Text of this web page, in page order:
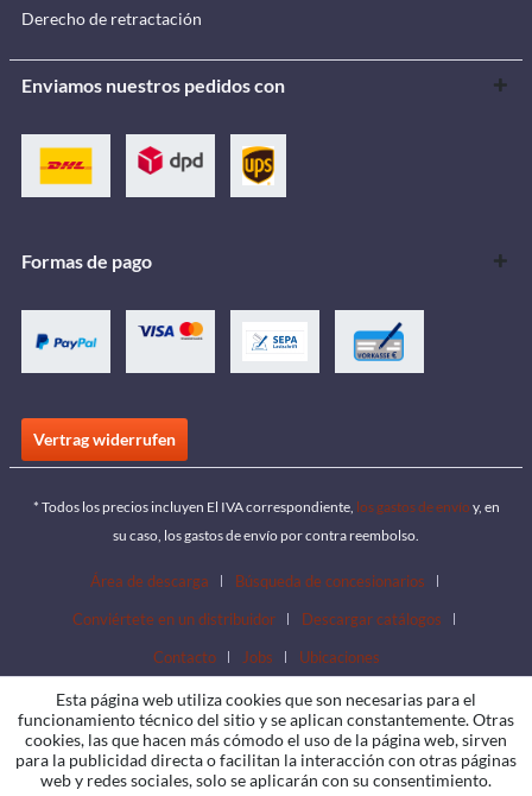
Derecho de retractación
Enviamos nuestros pedidos con
Formas de pago
Vertrag widerrufen
* Todos los precios incluyen El IVA correspondiente, los gastos de envío y, en
su caso, los gastos de envío por contra reembolso.
Área de descarga
Búsqueda de concesionarios
Conviértete en un distribuidor
Descargar catálogos
Contacto
Jobs Ubicaciones
Esta página web utiliza cookies que son necesarias para el
funcionamiento técnico del sitio y se aplican constantemente. Otras
cookies, las que hacen más cómodo el uso de la página web, sirven
para la publicidad directa o facilitan la interacción con otras páginas
web y redes sociales, solo se aplicarán con su consentimiento.